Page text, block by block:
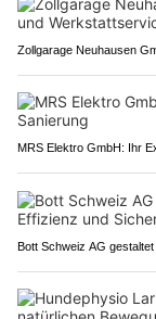
Zollgarage Neuhausen
MRS Elektro GmbH: Ihr
Bott Schweiz AG